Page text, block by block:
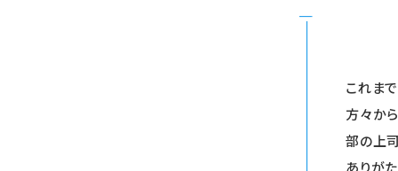
これま
方々か
部の上
ありが